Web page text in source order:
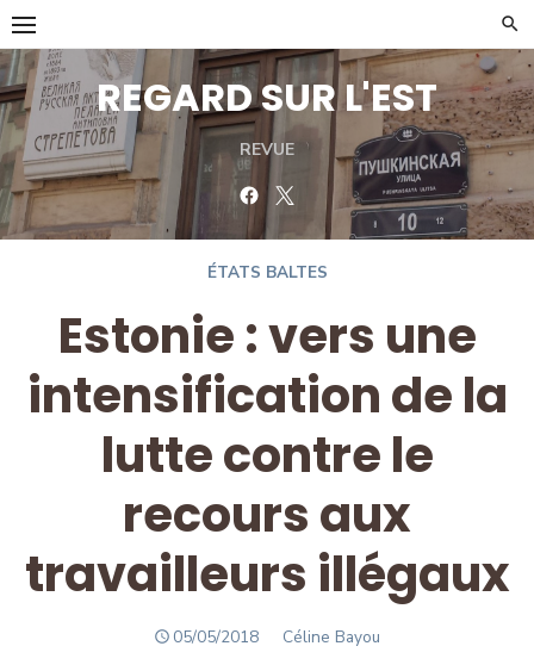
Skip
to
content
REGARD SUR L'EST
REVUE
FacebookTwitter
ÉTATS BALTES
Estonie : vers une
intensification de la
lutte contre le
recours aux
travailleurs illégaux
POSTED
05/05/2018 Author
Céline Bayou